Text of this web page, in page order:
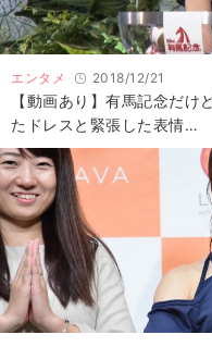
エンタメ 2018/12/21
【動画あり】有馬記念だ
たドレスと緊張した表情…